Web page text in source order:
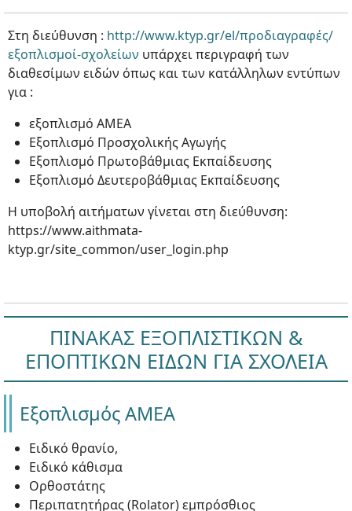
Στη διεύθυνση : http://www.ktyp.gr/el/προδιαγραφές/
εξοπλισμοί-σχολείων υπάρχει περιγραφή των
διαθεσίμων ειδών όπως και των κατάλληλων εντύπων
για :
εξοπλισμό ΑΜΕΑ
Εξοπλισμό Προσχολικής Αγωγής
Εξοπλισμό Πρωτοβάθμιας Εκπαίδευσης
Εξοπλισμό Δευτεροβάθμιας Εκπαίδευσης
Η υποβολή αιτήματων γίνεται στη διεύθυνση:
https://www.aithmata-
ktyp.gr/site_common/user_login.php
ΠΙΝΑΚΑΣ ΕΞΟΠΛΙΣΤΙΚΩΝ &
ΕΠΟΠΤΙΚΩΝ ΕΙΔΩΝ ΓΙΑ ΣΧΟΛΕΙΑ
Εξοπλισμός ΑΜΕΑ
Ειδικό θρανίο,
Ειδικό κάθισμα
Ορθοστάτης
Περιπατητήρας (Rolator) εμπρόσθιος